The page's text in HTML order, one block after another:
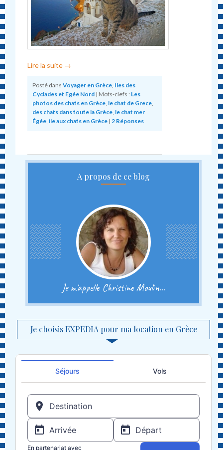
Lire la suite →
Posté dans Voyager en Grèce, Iles des
Cyclades et Egée Nord | Mots-clefs : Les
photos des chats en Grèce, le chat de Grece,
des chats dans toute la Grèce, le chat mer
Égée,ile aux chats en Grèce |2 Réponses
A propos de ce blog
Je m'appelle Christine Moulin...
Je choisis EXPEDIA pour ma location en Grèce